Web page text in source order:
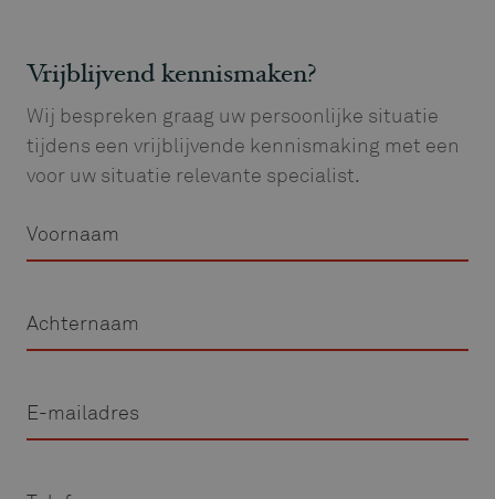
Vrijblijvend kennismaken?
Wij bespreken graag uw persoonlijke situatie
tijdens een vrijblijvende kennismaking met een
voor uw situatie relevante specialist.
mailadres